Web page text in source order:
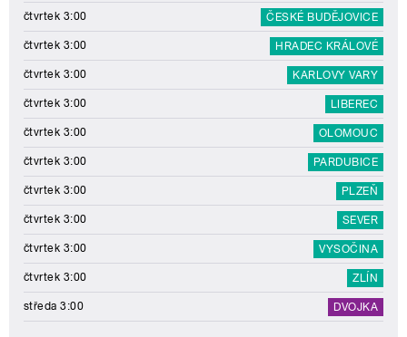
čtvrtek 3:00 ČESKÉ BUDĚJOVICE
čtvrtek 3:00 HRADEC KRÁLOVÉ
čtvrtek 3:00 KARLOVY VARY
čtvrtek 3:00 LIBEREC
čtvrtek 3:00 OLOMOUC
čtvrtek 3:00 PARDUBICE
čtvrtek 3:00 PLZEŇ
čtvrtek 3:00 SEVER
čtvrtek 3:00 VYSOČINA
čtvrtek 3:00 ZLÍN
středa 3:00 DVOJKA